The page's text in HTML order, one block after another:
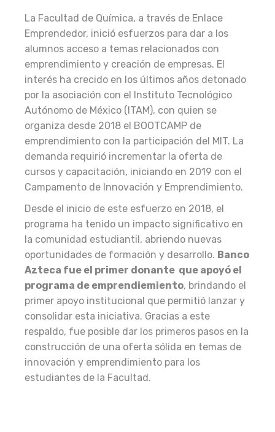
La Facultad de Química, a través de Enlace
Emprendedor, inició esfuerzos para dar a los
alumnos acceso a temas relacionados con
emprendimiento y creación de empresas. El
interés ha crecido en los últimos años detonado
por la asociación con el Instituto Tecnológico
Autónomo de México (ITAM), con quien se
organiza desde 2018 el BOOTCAMP de
emprendimiento con la participación del MIT. La
demanda requirió incrementar la oferta de
cursos y capacitación, iniciando en 2019 con el
Campamento de Innovación y Emprendimiento.
Desde el inicio de este esfuerzo en 2018, el
programa ha tenido un impacto significativo en
la comunidad estudiantil, abriendo nuevas
oportunidades de formación y desarrollo. Banco
Azteca fue el primer donante que apoyó el
programa de emprendiemiento, brindando el
primer apoyo institucional que permitió lanzar y
consolidar esta iniciativa. Gracias a este
respaldo, fue posible dar los primeros pasos en la
construcción de una oferta sólida en temas de
innovación y emprendimiento para los
estudiantes de la Facultad.